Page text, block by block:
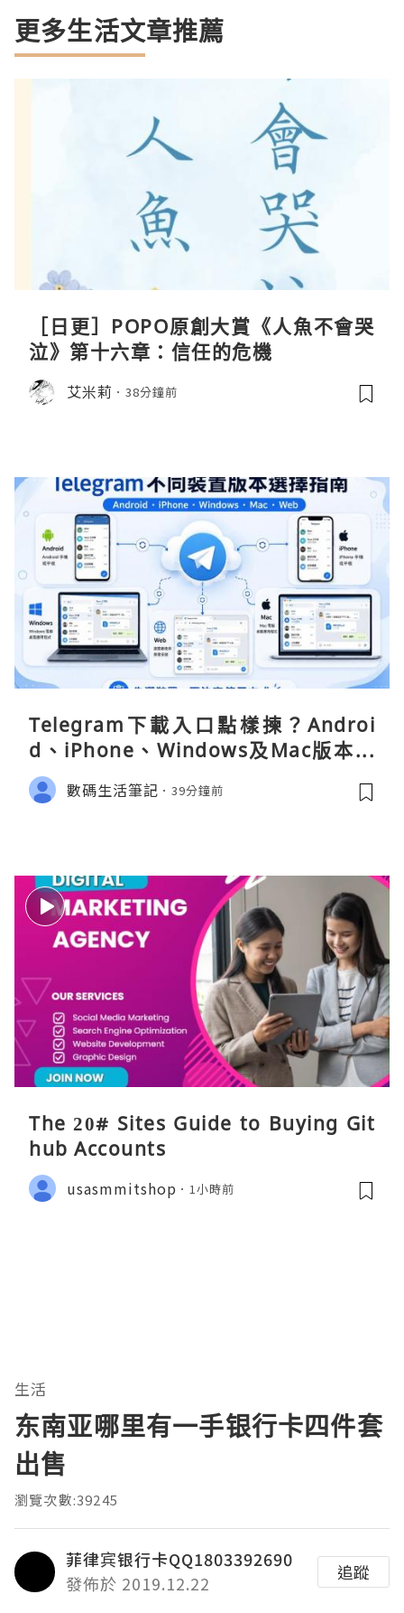
更多生活文章推薦
［日更］POPO原創大賞《人魚不會哭
泣》第十六章：信任的危機
艾米莉 38分鐘前
Telegram下載入口點樣揀？Androi
d、iPhone、Windows及Mac版本分
別
數碼生活筆記 39分鐘前
The 20# Sites Guide to Buying Git
hub Accounts
usasmmitshop 1小時前
生活
东南亚哪里有一手银行卡四件套
出售
瀏覽次數:39245
菲律宾银行卡QQ1803392690
發佈於 2019.12.22
追蹤